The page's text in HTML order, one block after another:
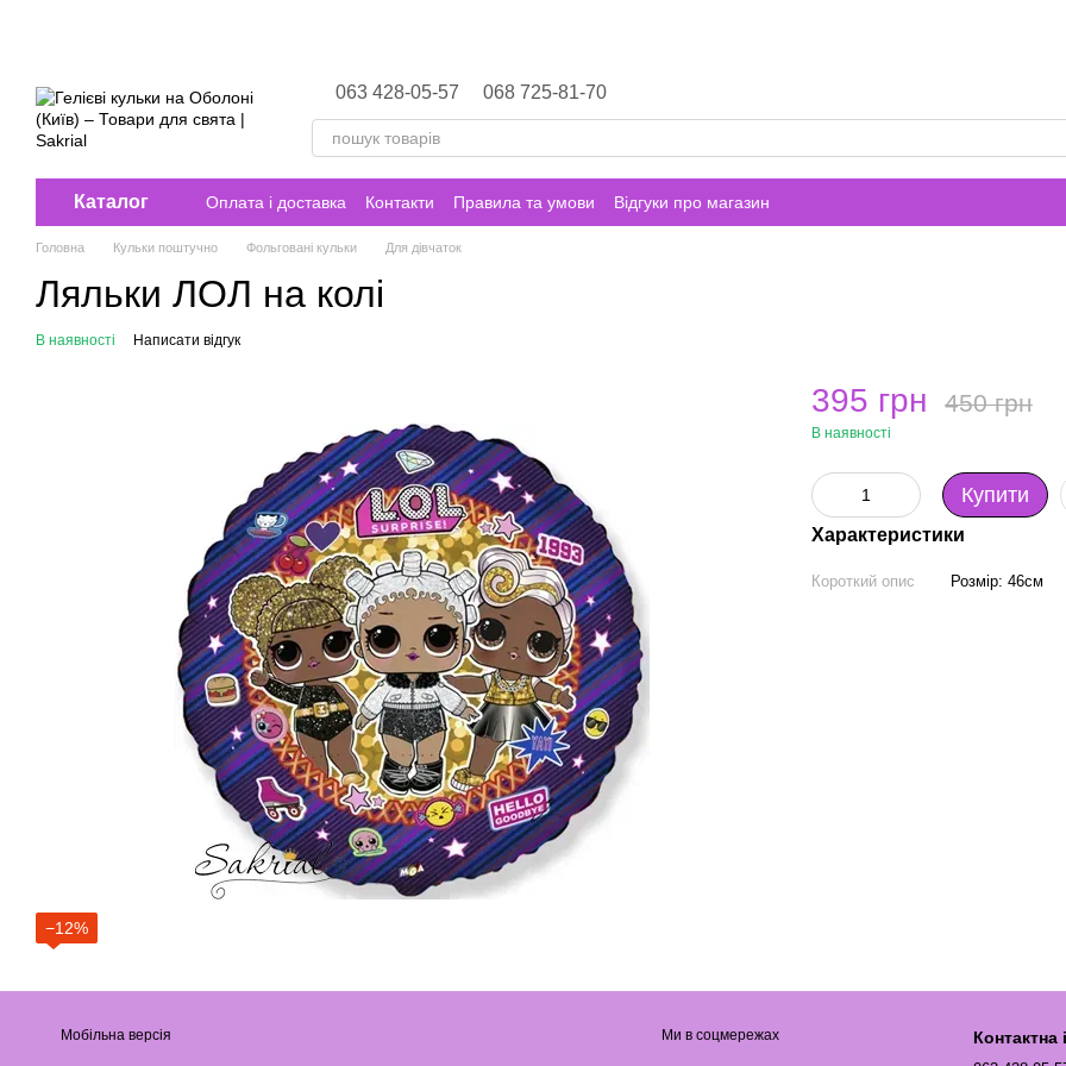
063 428-05-57 068 725-81-70
Каталог Оплата і доставка Контакти Правила та умови Відгуки про магазин
Головна Кульки поштучно Фольговані кульки Для дівчаток
Ляльки ЛОЛ на колі
В наявності Написати відгук
−12%
395 грн 450 грн
В наявності
Купити
Характеристики
Короткий опис Розмір: 46см
Мобільна версія Ми в соцмережах Контактна